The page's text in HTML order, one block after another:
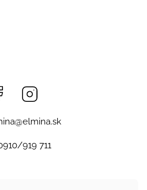
Facebook
@elmina.sk
919 711